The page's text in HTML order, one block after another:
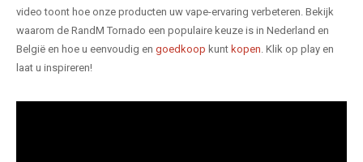
video toont hoe onze producten uw vape-ervaring verbeteren. Bekijk
waarom de RandM Tornado een populaire keuze is in Nederland en
België en hoe u eenvoudig en goedkoop kunt kopen. Klik op play en
laat u inspireren!